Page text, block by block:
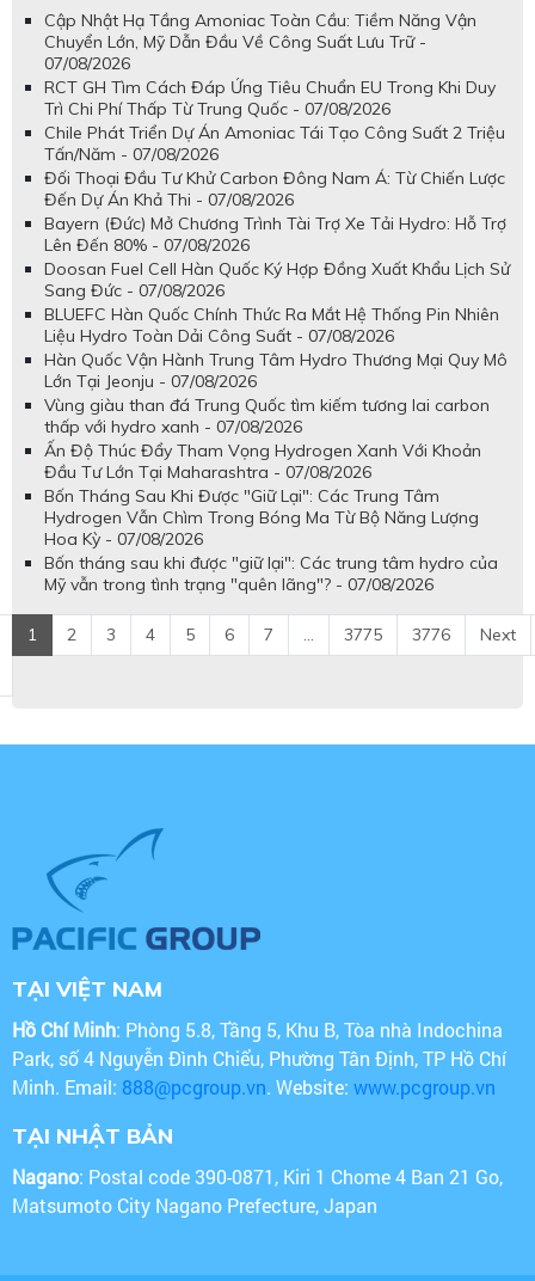
Cập Nhật Hạ Tầng Amoniac Toàn Cầu: Tiềm Năng Vận
Chuyển Lớn, Mỹ Dẫn Đầu Về Công Suất Lưu Trữ -
07/08/2026
RCT GH Tìm Cách Đáp Ứng Tiêu Chuẩn EU Trong Khi Duy
Trì Chi Phí Thấp Từ Trung Quốc - 07/08/2026
Chile Phát Triển Dự Án Amoniac Tái Tạo Công Suất 2 Triệu
Tấn/Năm - 07/08/2026
Đối Thoại Đầu Tư Khử Carbon Đông Nam Á: Từ Chiến Lược
Đến Dự Án Khả Thi - 07/08/2026
Bayern (Đức) Mở Chương Trình Tài Trợ Xe Tải Hydro: Hỗ Trợ
Lên Đến 80% - 07/08/2026
Doosan Fuel Cell Hàn Quốc Ký Hợp Đồng Xuất Khẩu Lịch Sử
Sang Đức - 07/08/2026
BLUEFC Hàn Quốc Chính Thức Ra Mắt Hệ Thống Pin Nhiên
Liệu Hydro Toàn Dải Công Suất - 07/08/2026
Hàn Quốc Vận Hành Trung Tâm Hydro Thương Mại Quy Mô
Lớn Tại Jeonju - 07/08/2026
Vùng giàu than đá Trung Quốc tìm kiếm tương lai carbon
thấp với hydro xanh - 07/08/2026
Ấn Độ Thúc Đẩy Tham Vọng Hydrogen Xanh Với Khoản
Đầu Tư Lớn Tại Maharashtra - 07/08/2026
Bốn Tháng Sau Khi Được "Giữ Lại": Các Trung Tâm
Hydrogen Vẫn Chìm Trong Bóng Ma Từ Bộ Năng Lượng
Hoa Kỳ - 07/08/2026
Bốn tháng sau khi được "giữ lại": Các trung tâm hydro của
Mỹ vẫn trong tình trạng "quên lãng"? - 07/08/2026
1 2 3 4 5 6 7 ... 3775 3776 Next
TẠI VIỆT NAM
Hồ Chí Minh: Phòng 5.8, Tầng 5, Khu B, Tòa nhà Indochina
Park, số 4 Nguyễn Đình Chiểu, Phường Tân Định, TP Hồ Chí
Minh. Email: 888@pcgroup.vn. Website: www.pcgroup.vn
TẠI NHẬT BẢN
Nagano: Postal code 390-0871, Kiri 1 Chome 4 Ban 21 Go,
Matsumoto City Nagano Prefecture, Japan